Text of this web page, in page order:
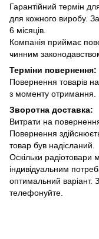
Гарантійний термін
для кожного виробу.
6 місяців.
Компанія приймає
чинним
Терміни повернення:
Повернення товарів
з моменту отримання.
Зворотна доставка:
Витрати на
Повернення
товар був надісланий.
Оскільки радіотовари
індивідуальним
оптимальний варіант.
телефонуйте.